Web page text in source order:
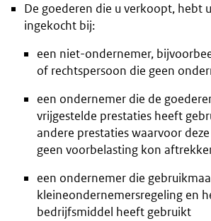
De goederen die u verkoopt, hebt
ingekocht bij:
een niet-ondernemer,
of rechtspersoon die geen
een ondernemer die de
vrijgestelde prestaties heeft
andere prestaties waarvoor
geen voorbelasting kon
een ondernemer die
kleineondernemersregeling en
bedrijfsmiddel heeft gebruikt